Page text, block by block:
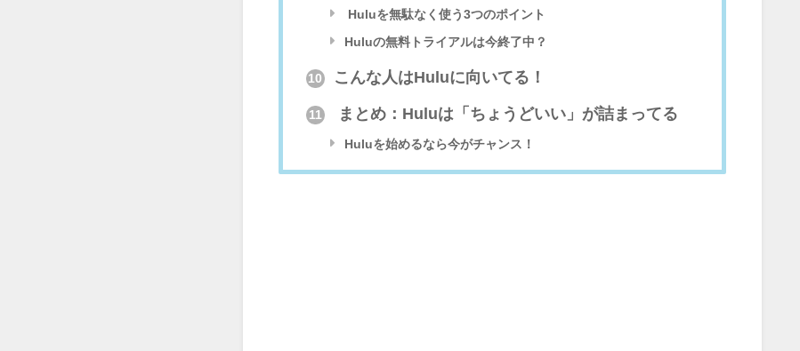
Huluを無駄なく使う3つのポイント
Huluの無料トライアルは今終了中？
10 こんな人はHuluに向いてる！
11 まとめ：Huluは「ちょうどいい」が詰まってる
Huluを始めるなら今がチャンス！